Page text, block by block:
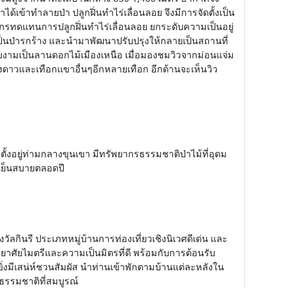
เข้าทำลายป่า ปลูกฝิ่นทำไร่เลื่อนลอย จึงมีการจัดตั้งเป็น
ดแทนการปลูกฝิ่นทำไร่เลื่อนลอย ยกระดับความเป็นอยู่
ป่ารกร้าง และนำมาพัฒนาปรับปรุงให้กลายเป็นสถานที่
มเป็นลานดอกไม้เมืองเหนือ เมื่อมองชมวิวจากม่อนแจ่ม
วและเทือกเเขาอื่นๆอีกหลายเทือก อีกด้านจะเห็นวิว
งอยู่ท่ามกลางขุนเขา มีทรัพยากรธรรมชาติป่าไม้ที่อุดม
นสบายตลอดปี
กินรี ประเภทหมู่บ้านการท่องเที่ยวเชิงนิเวศดีเด่น และ
าศัยไมตรีและความเป็นมิตรที่ดี พร้อมกับการต้อนรับ
งมีเสน่ห์ชวนสัมผัส นำท่านเข้าพักตามบ้านแต่ละหลังใน
รรมชาติที่สมบูรณ์